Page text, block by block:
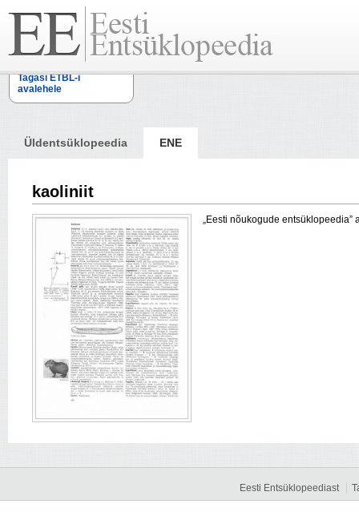
Tagasi ETBL-i
avalehele
Üldentsüklopeedia ENE
kaoliniit
„Eesti nõukogude
Eesti Entsüklopeediast